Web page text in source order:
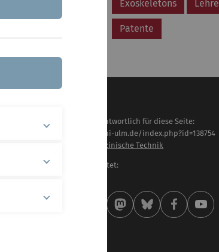
Exoskeletons Lehre
Patente
Inhaltlich verantwortlich für diese Seite:
https://www.uni-ulm.de/index.php?id=138754
Inst. f. Biomedizinische Technik
Zuletzt bearbeitet: